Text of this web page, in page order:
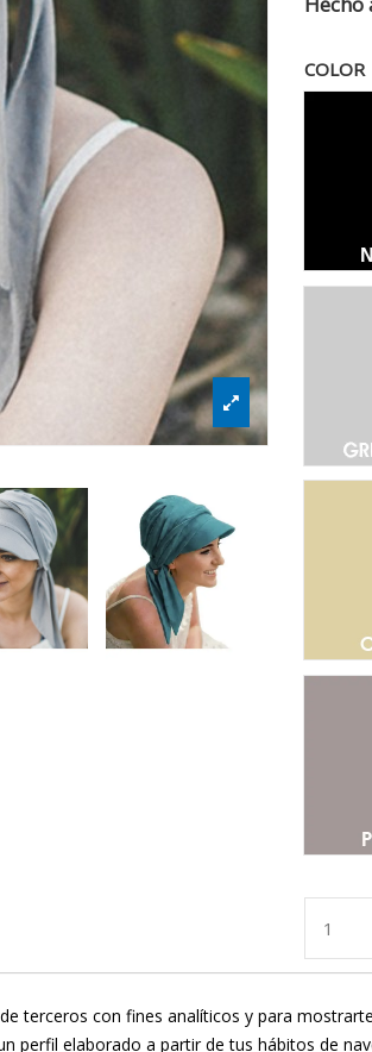
COLOR
terceros con fines analíticos y para
perfil elaborado a partir de tus hábitos de